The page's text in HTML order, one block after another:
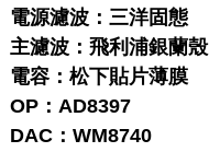
電源濾波：三洋固態
主濾波：飛利浦銀蘭殼
電容：松下貼片薄膜
OP：AD8397
DAC：WM8740